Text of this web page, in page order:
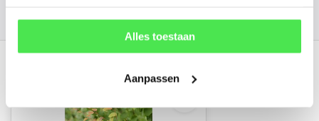
Alles toestaan
Aanpassen
Recent bekeken